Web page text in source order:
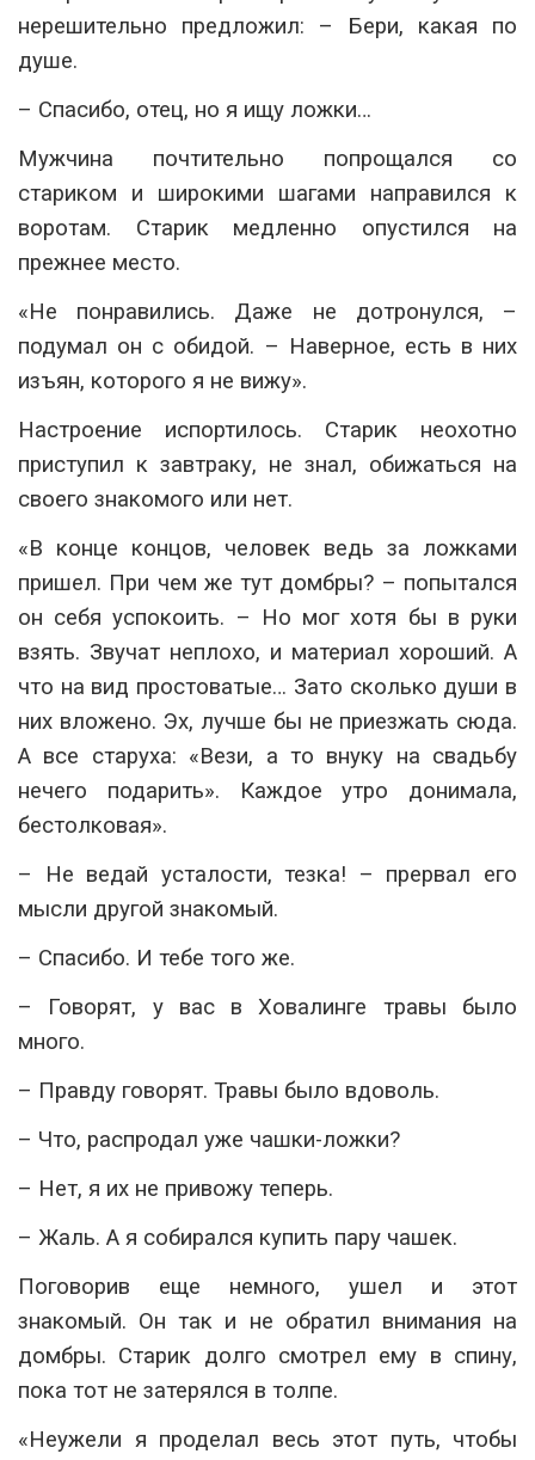
нерешительно предложил: – Бери, какая по
душе.
– Спасибо, отец, но я ищу ложки…
Мужчина почтительно попрощался со
стариком и широкими шагами направился к
воротам. Старик медленно опустился на
прежнее место.
«Не понравились. Даже не дотронулся, –
подумал он с обидой. – Наверное, есть в них
изъян, которого я не вижу».
Настроение испортилось. Старик неохотно
приступил к завтраку, не знал, обижаться на
своего знакомого или нет.
«В конце концов, человек ведь за ложками
пришел. При чем же тут домбры? – попытался
он себя успокоить. – Но мог хотя бы в руки
взять. Звучат неплохо, и материал хороший. А
что на вид простоватые… Зато сколько души в
них вложено. Эх, лучше бы не приезжать сюда.
А все старуха: «Вези, а то внуку на свадьбу
нечего подарить». Каждое утро донимала,
бестолковая».
– Не ведай усталости, тезка! – прервал его
мысли другой знакомый.
– Спасибо. И тебе того же.
– Говорят, у вас в Ховалинге травы было
много.
– Правду говорят. Травы было вдоволь.
– Что, распродал уже чашки-ложки?
– Нет, я их не привожу теперь.
– Жаль. А я собирался купить пару чашек.
Поговорив еще немного, ушел и этот
знакомый. Он так и не обратил внимания на
домбры. Старик долго смотрел ему в спину,
пока тот не затерялся в толпе.
«Неужели я проделал весь этот путь, чтобы